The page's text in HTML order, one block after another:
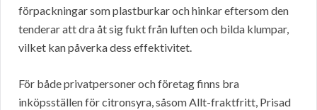
förpackningar som plastburkar och hinkar eftersom den
tenderar att dra åt sig fukt från luften och bilda klumpar,
vilket kan påverka dess effektivitet.
För både privatpersoner och företag finns bra
inköpsställen för citronsyra, såsom Allt-fraktfritt, Prisad